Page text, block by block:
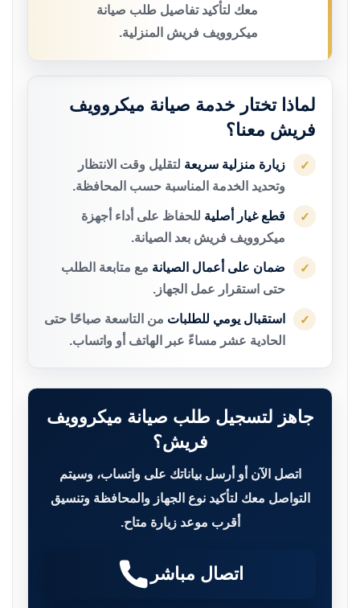
معك لتأكيد تفاصيل طلب صيانة
ميكروويف فريش المنزلية.
لماذا تختار خدمة صيانة ميكروويف
فريش معنا؟
✓ زيارة منزلية سريعة لتقليل وقت الانتظار
وتحديد الخدمة المناسبة حسب المحافظة.
✓ قطع غيار أصلية للحفاظ على أداء أجهزة
ميكروويف فريش بعد الصيانة.
✓ ضمان على أعمال الصيانة مع متابعة الطلب
حتى استقرار عمل الجهاز.
✓ استقبال يومي للطلبات من التاسعة صباحًا حتى
الحادية عشر مساءً عبر الهاتف أو واتساب.
جاهز لتسجيل طلب صيانة ميكروويف
فريش؟
اتصل الآن أو أرسل بياناتك على واتساب، وسيتم
التواصل معك لتأكيد نوع الجهاز والمحافظة وتنسيق
أقرب موعد زيارة متاح.
اتصال مباشر